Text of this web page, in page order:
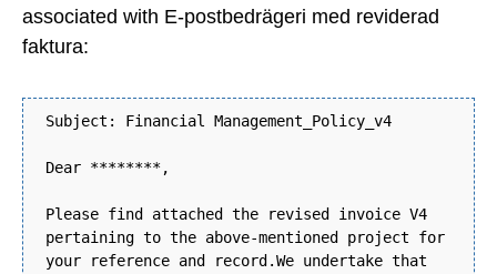
associated with E-postbedrägeri med reviderad
faktura:
Subject: Financial Management_Policy_v4
Dear ********,
Please find attached the revised invoice V4
pertaining to the above-mentioned project for
your reference and record.We undertake that